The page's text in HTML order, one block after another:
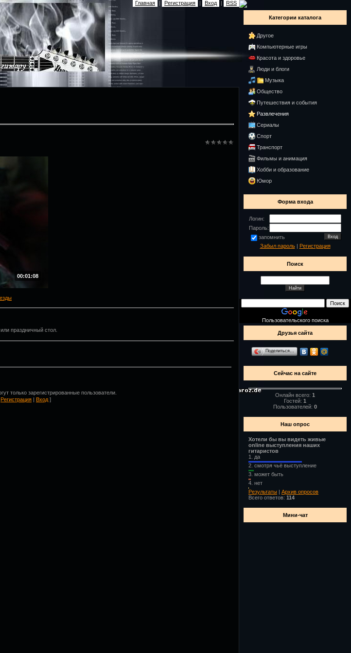
Главная | Регистрация | Вход | RSS
00:01:08
праздничный стол.
только зарегистрированные пользователи.
Регистрация | Вход ]
Категории каталога
Другое
Компьютерные игры
Красота и здоровье
Люди и блоги
Музыка
Общество
Путешествия и события
Развлечения
Сериалы
Спорт
Транспорт
Фильмы и анимация
Хобби и образование
Юмор
Форма входа
Логин:
Пароль:
запомнить
Забыл пароль| Регистрация
Поиск
Пользовательского поиска
Друзья сайта
Поделиться…
Сейчас на сайте
Онлайн всего: 1
Гостей: 1
Пользователей: 0
Наш опрос
Хотели бы вы видеть живые
online выступления наших
гитаристов
1. да
2. смотря чьё выступление
3. может быть
4. нет
Результаты | Архив опросов
Всего ответов: 114
Мини-чат